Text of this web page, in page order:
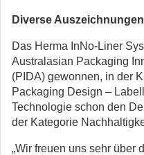
Diverse Auszeichnungen
Das Herma InNo-Liner
Australasian Packaging
(PIDA) gewonnen, in der
Packaging Design –
Technologie schon den
der Kategorie
„Wir freuen uns sehr über